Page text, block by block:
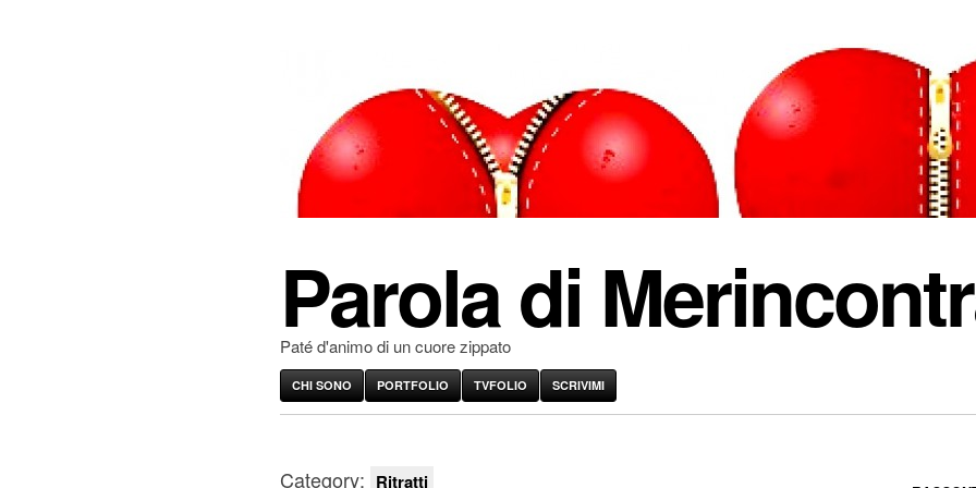
Parola di
Paté d'animo di un cuore zippato
CHI SONO PORTFOLIO TVFOLIO SCRIVIMI
Category: Ritratti